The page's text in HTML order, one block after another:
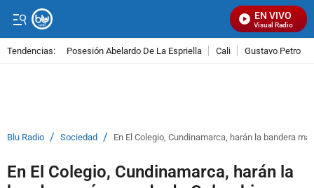
EN VIVO
Señal Visual Radio
Tendencias: Posesión Abelardo De La Espriella Cali Gustavo Petro
Blu Radio / Sociedad / En El Colegio, Cundinamarca, harán la bandera
En El Colegio, Cundinamarca, harán la